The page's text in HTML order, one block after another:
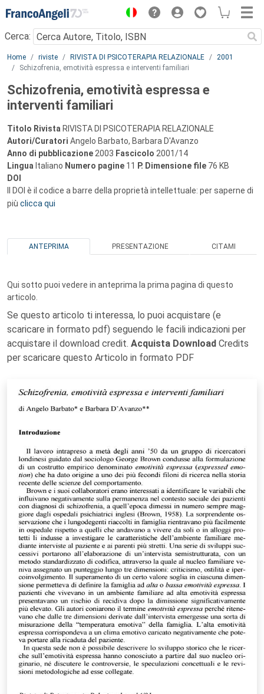
Menu
Cerca:
Main content
Home riviste RIVISTA DI PSICOTERAPIA RELAZIONALE
2001
Schizofrenia, emotività espressa e interventi familiari
Schizofrenia, emotività espressa e
interventi familiari
Titolo Rivista RIVISTA DI PSICOTERAPIA RELAZIONALE
Autori/Curatori Angelo Barbato, Barbara D'Avanzo
Anno di pubblicazione 2003 Fascicolo 2001/14
Lingua Italiano Numero pagine 11 P. Dimensione file 76 KB
DOI
Il DOI è il codice a barre della proprietà intellettuale: per saperne di
più clicca qui
ANTEPRIMA PRESENTAZIONE CITAMI
Qui sotto puoi vedere in anteprima la prima pagina di questo
articolo.
Se questo articolo ti interessa, lo puoi acquistare (e
scaricare in formato pdf) seguendo le facili indicazioni per
acquistare il download credit. Acquista Download Credits
per scaricare questo Articolo in formato PDF